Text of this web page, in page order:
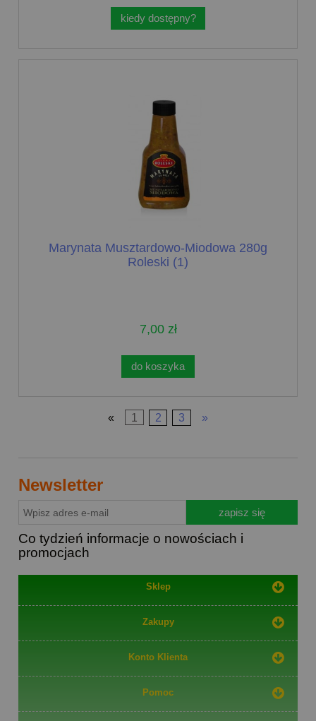
kiedy dostępny?
Marynata Musztardowo-Miodowa 280g
Roleski (1)
7,00 zł
do koszyka
« 1 2 3 »
Newsletter
zapisz się
Co tydzień informacje o nowościach i
promocjach
Sklep
Zakupy
Konto Klienta
Pomoc